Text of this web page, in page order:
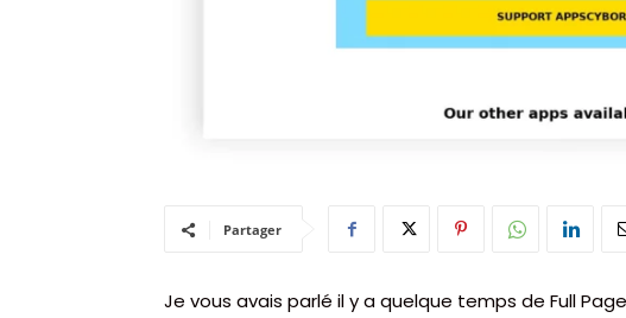
Partager
Je vous avais parlé il y a quelque temps de Full